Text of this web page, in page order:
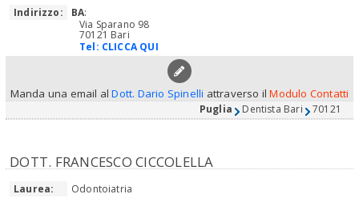
Indirizzo:
BA:
Via Sparano 98
70121 Bari
Tel: CLICCA QUI
Manda una email alDott. Dario Spinelli attraverso ilModulo Contatti
Puglia Dentista Bari 70121
DOTT. FRANCESCO CICCOLELLA
Laurea: Odontoiatria